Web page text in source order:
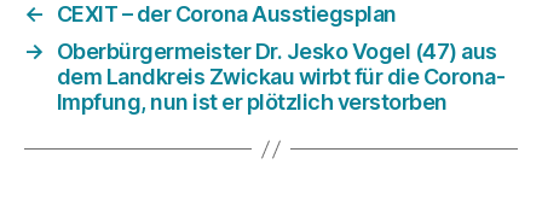
←
CEXIT – der Corona Ausstiegsplan
→
Oberbürgermeister Dr. Jesko Vogel (47) aus
dem Landkreis Zwickau wirbt für die Corona-
Impfung, nun ist er plötzlich verstorben